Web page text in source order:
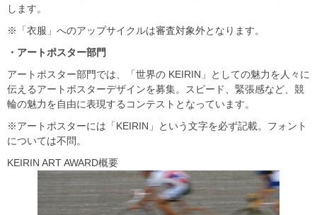
します。
※「衣服」へのアップサイクルは審査対象外となります。
・アートポスター部門
アートポスター部門では、「世界の KEIRIN」としての魅力を人々に
伝えるアートポスターデザインを募集。スピード、緊張感など、競
輪の魅力を自由に表現するコンテストとなっています。
※アートポスターには「KEIRIN」という文字を必ず記載。フォント
については不問。
KEIRIN ART AWARD概要